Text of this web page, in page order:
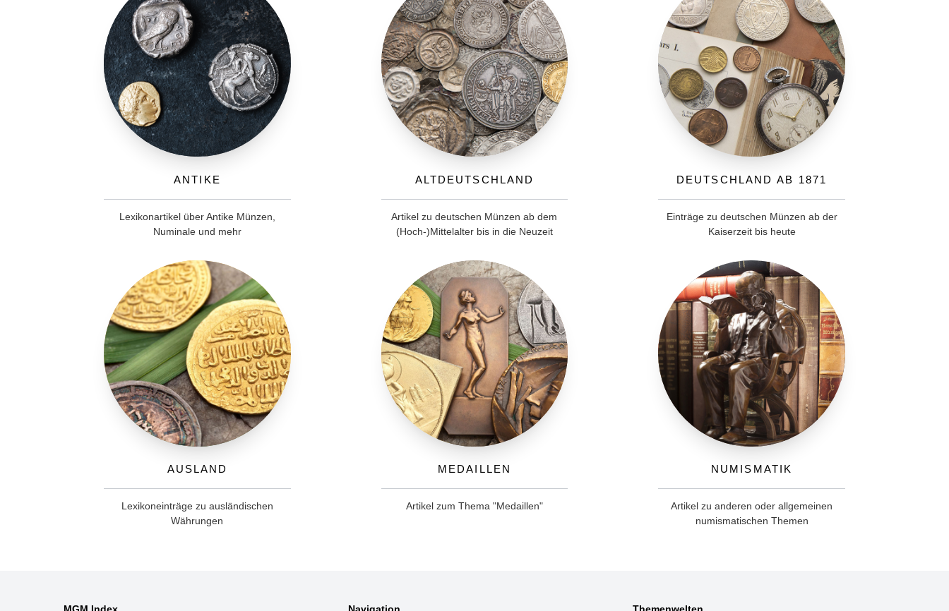
Antike
Lexikonartikel über Antike Münzen,
Numinale und mehr
Altdeutschland
Artikel zu deutschen Münzen ab dem
(Hoch-)Mittelalter bis in die Neuzeit
Deutschland ab 1871
Einträge zu deutschen Münzen ab der
Kaiserzeit bis heute
Ausland
Lexikoneinträge zu ausländischen
Währungen
Medaillen
Artikel zum Thema "Medaillen"
Numismatik
Artikel zu anderen oder allgemeinen
numismatischen Themen